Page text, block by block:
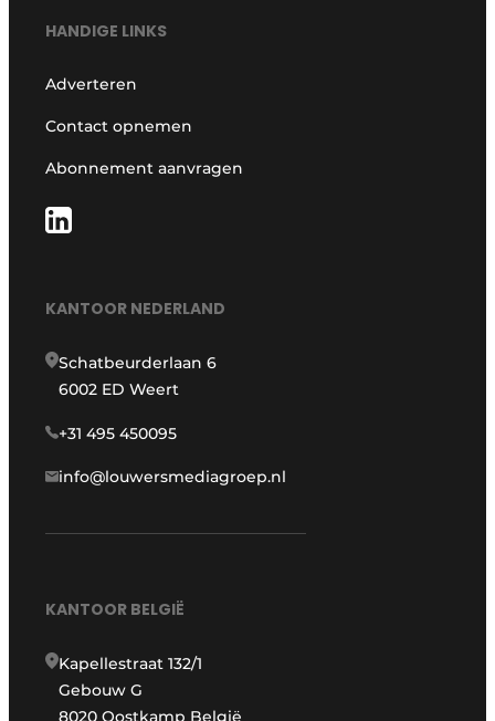
HANDIGE LINKS
Adverteren
Contact opnemen
Abonnement aanvragen
KANTOOR NEDERLAND
Schatbeurderlaan 6
6002 ED Weert
+31 495 450095
info@louwersmediagroep.nl
KANTOOR BELGIË
Kapellestraat 132/1
Gebouw G
8020 Oostkamp België